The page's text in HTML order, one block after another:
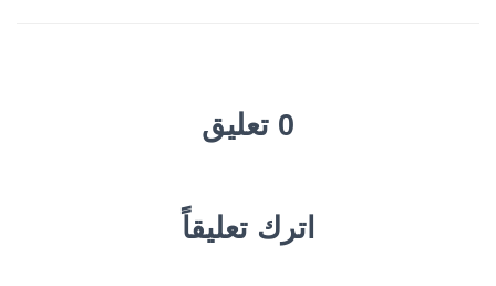
0 تعليق
اترك تعليقاً